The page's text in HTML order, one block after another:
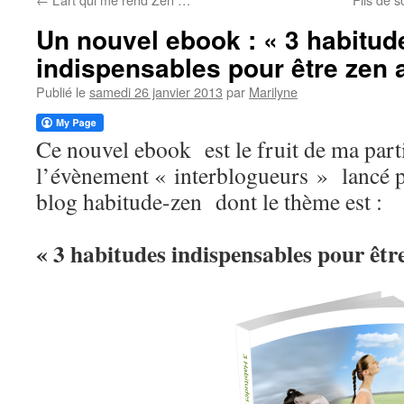
Un nouvel ebook : « 3
indispensables pour être zen
Publié lesamedi 26 janvier 2013 par Marilyne
Ce nouvel ebook est le fruit de ma
l’évènement « interblogueurs » lancé
blog habitude-zen dont le thème est
« 3 habitudes indispensables pour